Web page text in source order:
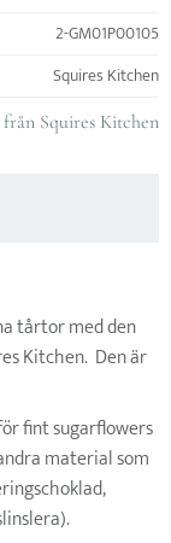
2-GM01P00105
Squires Kitchen
Squires Kitchen
tårtor med den
Kitchen. Den är
fint sugarflowers
material som